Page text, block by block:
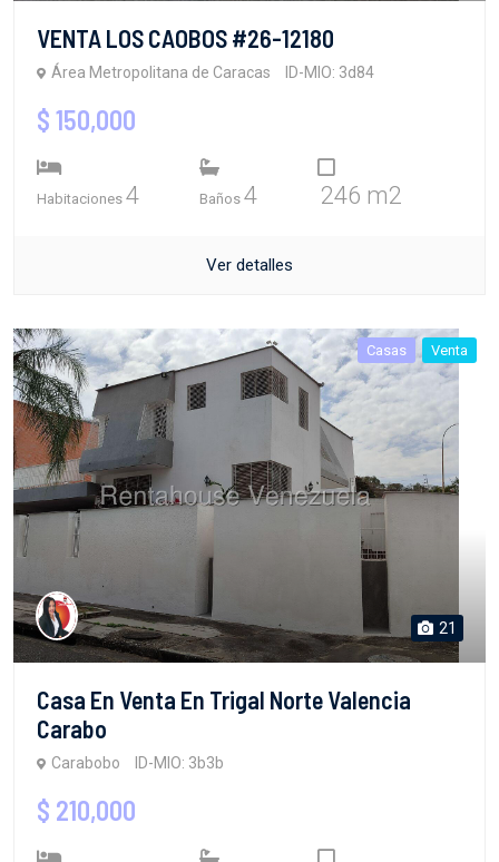
VENTA LOS CAOBOS #26-12180
Área Metropolitana de Caracas ID-MIO: 3d84
$ 150,000
Habitaciones 4 Baños 4 246 m2
Ver detalles
Casas Venta
21
Casa En Venta En Trigal Norte Valencia
Carabo
Carabobo ID-MIO: 3b3b
$ 210,000